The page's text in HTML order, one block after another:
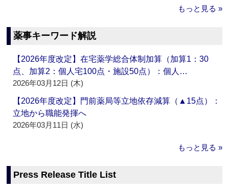
もっと見る »
薬事キーワード解説
【2026年度改定】在宅薬学総合体制加算（加算1：30
点、加算2：個人宅100点・施設50点）：個人…
2026年03月12日 (木)
【2026年度改定】門前薬局等立地依存減算（▲15点）：
立地から職能発揮へ
2026年03月11日 (水)
もっと見る »
Press Release Title List